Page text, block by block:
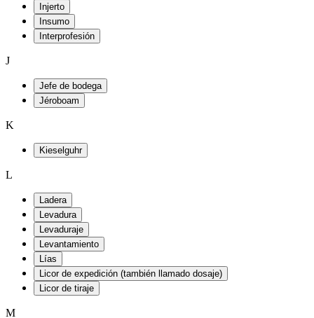
Injerto
Insumo
Interprofesión
J
Jefe de bodega
Jéroboam
K
Kieselguhr
L
Ladera
Levadura
Levaduraje
Levantamiento
Lías
Licor de expedición (también llamado dosaje)
Licor de tiraje
M